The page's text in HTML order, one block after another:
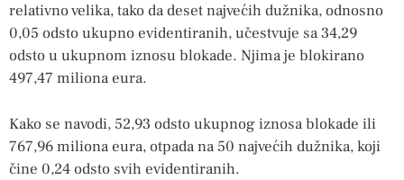
relativno velika, tako da deset najvećih dužnika, odnosno
0,05 odsto ukupno evidentiranih, učestvuje sa 34,29
odsto u ukupnom iznosu blokade. Njima je blokirano
497,47 miliona eura.
Kako se navodi, 52,93 odsto ukupnog iznosa blokade ili
767,96 miliona eura, otpada na 50 najvećih dužnika, koji
čine 0,24 odsto svih evidentiranih.